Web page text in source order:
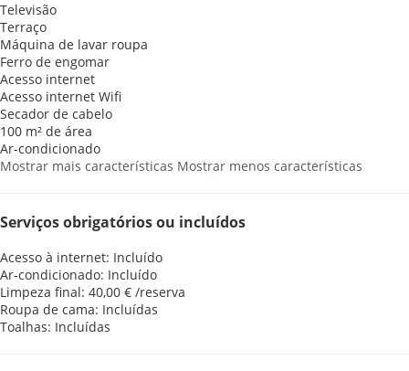
Televisão
Terraço
Máquina de lavar roupa
Ferro de engomar
Acesso internet
Acesso internet Wifi
Secador de cabelo
100 m² de área
Ar-condicionado
Mostrar mais características Mostrar menos características
Serviços obrigatórios ou incluídos
Acesso à internet: Incluído
Ar-condicionado: Incluído
Limpeza final: 40,00 € /reserva
Roupa de cama: Incluídas
Toalhas: Incluídas